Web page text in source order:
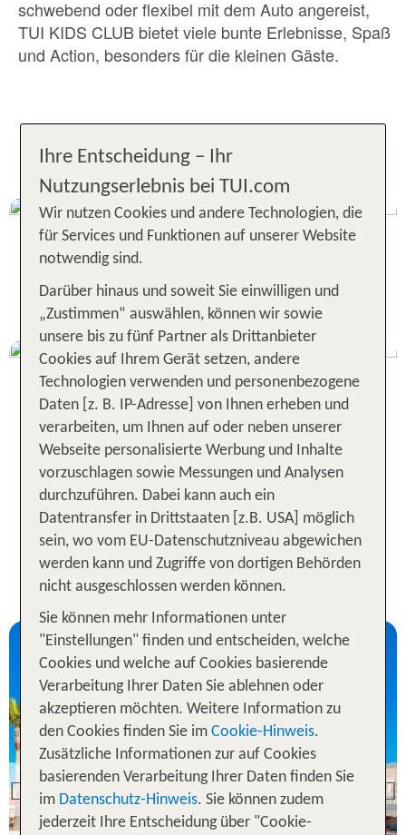
schwebend oder flexibel mit dem Auto angereist,
TUI KIDS CLUB bietet viele bunte Erlebnisse, Spaß
und Action, besonders für die kleinen Gäste.
Angebote
TUI KIDS CLUB Angebote
Balearen Angebote
FLASH SALE Balearen - Unsere
TUI KIDS CLUB Angebote
Previous
Menorca
TUI KIDS CLUB Punta
Prima
88 % Weiterempfehlung
Ihre Entscheidung – Ihr
Nutzungserlebnis bei TUI.com
Wir nutzen Cookies und andere Technologien, die
für Services und Funktionen auf unserer Website
notwendig sind.
Darüber hinaus und soweit Sie einwilligen und
„Zustimmen“ auswählen, können wir sowie
unsere bis zu fünf Partner als Drittanbieter
Cookies auf Ihrem Gerät setzen, andere
Technologien verwenden und personenbezogene
Daten [z. B. IP-Adresse] von Ihnen erheben und
verarbeiten, um Ihnen auf oder neben unserer
Webseite personalisierte Werbung und Inhalte
vorzuschlagen sowie Messungen und Analysen
durchzuführen. Dabei kann auch ein
Datentransfer in Drittstaaten [z.B. USA] möglich
sein, wo vom EU-Datenschutzniveau abgewichen
werden kann und Zugriffe von dortigen Behörden
nicht ausgeschlossen werden können.
Sie können mehr Informationen unter
"Einstellungen" finden und entscheiden, welche
Cookies und welche auf Cookies basierende
Verarbeitung Ihrer Daten Sie ablehnen oder
akzeptieren möchten. Weitere Information zu
den Cookies finden Sie im Cookie-Hinweis.
Zusätzliche Informationen zur auf Cookies
basierenden Verarbeitung Ihrer Daten finden Sie
im Datenschutz-Hinweis. Sie können zudem
jederzeit Ihre Entscheidung über "Cookie-